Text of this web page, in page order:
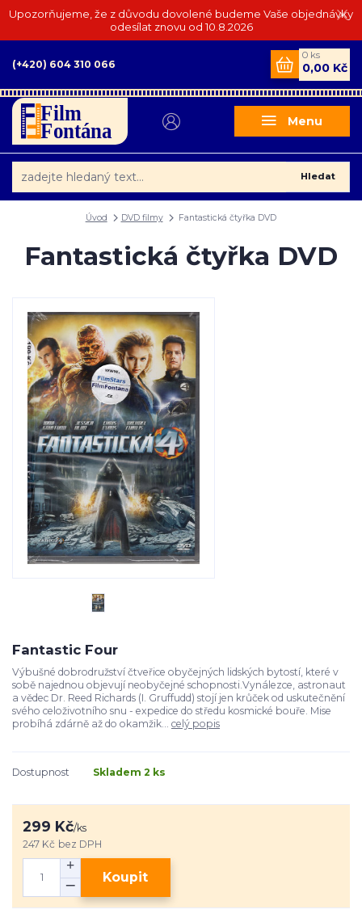
Upozorňujeme, že z důvodu dovolené budeme Vaše objednávky
odesílat znovu od 10.8.2026
Menu
Hledat
(+420) 604 310 066
0 ks
0,00 Kč
Úvod DVD filmy Fantastická čtyřka DVD
Fantastická čtyřka DVD
Fantastic Four
Výbušné dobrodružství čtveřice obyčejných lidských bytostí, které v
sobě najednou objevují neobyčejné schopnosti.Vynálezce, astronaut
a vědec Dr. Reed Richards (I. Gruffudd) stojí jen krůček od uskutečnění
svého celoživotního snu - expedice do středu kosmické bouře. Mise
probíhá zdárně až do okamžik... celý popis
Dostupnost Skladem 2 ks
299 Kč/ks
247 Kč bez DPH
Koupit